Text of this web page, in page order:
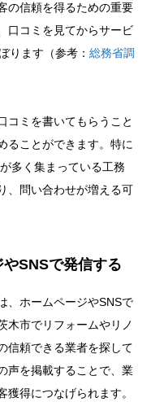
の信頼を得るための重要
口コミを見てからサービ
ります（参考： 総務省調
コミを書いてもらうこと
ることができます。特に
多く集まっている工務
、問い合わせが増える可
SNSで発信する
、ホームページやSNSで
木市でリフォームやリノ
信頼できる業者を探して
声を掲載することで、業
得につなげられます。